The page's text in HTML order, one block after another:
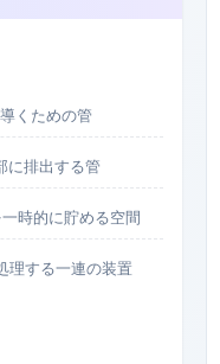
くための管
に排出する管
時的に貯める空間
理する一連の装置